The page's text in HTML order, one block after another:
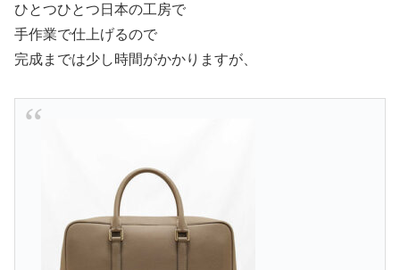
ひとつひとつ日本の工房で
手作業で仕上げるので
完成までは少し時間がかかりますが、